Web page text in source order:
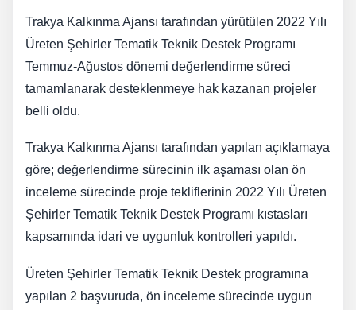
Trakya Kalkınma Ajansı tarafından yürütülen 2022 Yılı
Üreten Şehirler Tematik Teknik Destek Programı
Temmuz-Ağustos dönemi değerlendirme süreci
tamamlanarak desteklenmeye hak kazanan projeler
belli oldu.
Trakya Kalkınma Ajansı tarafından yapılan açıklamaya
göre; değerlendirme sürecinin ilk aşaması olan ön
inceleme sürecinde proje tekliflerinin 2022 Yılı Üreten
Şehirler Tematik Teknik Destek Programı kıstasları
kapsamında idari ve uygunluk kontrolleri yapıldı.
Üreten Şehirler Tematik Teknik Destek programına
yapılan 2 başvuruda, ön inceleme sürecinde uygun